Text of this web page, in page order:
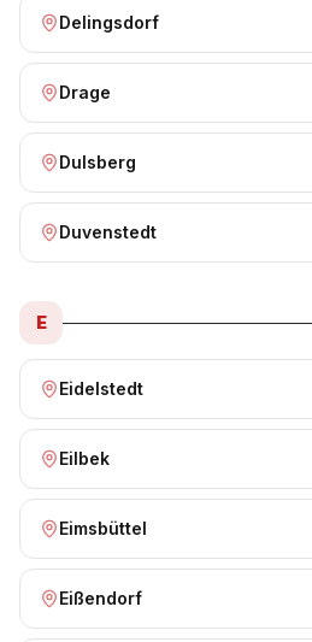
Delingsdorf
Drage
Dulsberg
Duvenstedt
E
Eidelstedt
Eilbek
Eimsbüttel
Eißendorf